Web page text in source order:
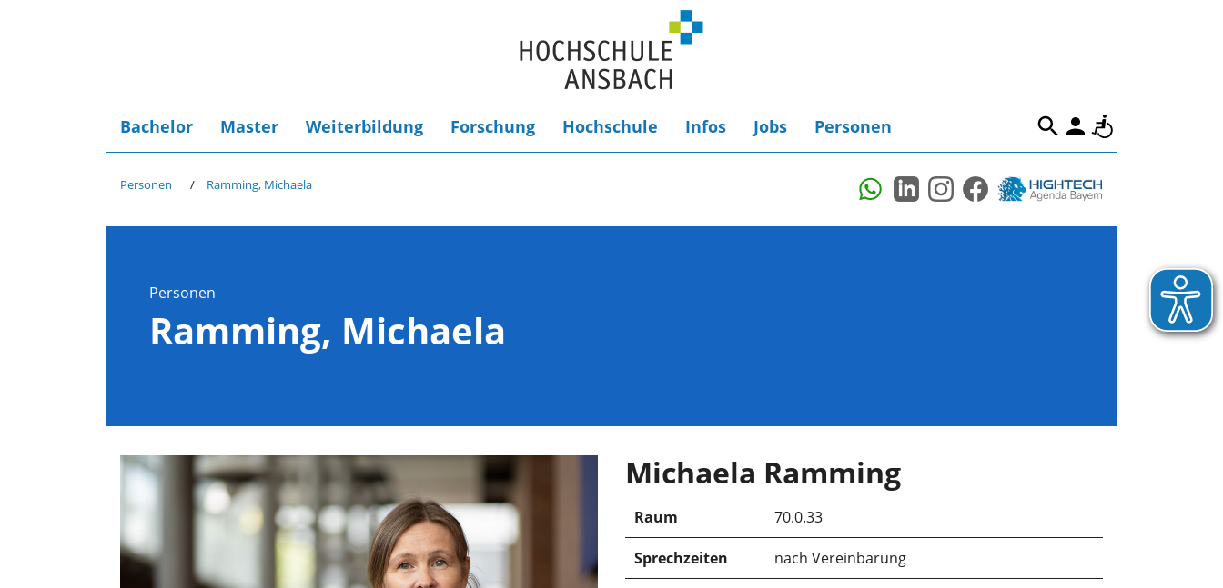
Bachelor Master Weiterbildung Forschung Hochschule Infos Jobs Personen
Personen Ramming, Michaela
Personen
Ramming, Michaela
Michaela Ramming
Raum 70.0.33
Sprechzeiten nach Vereinbarung